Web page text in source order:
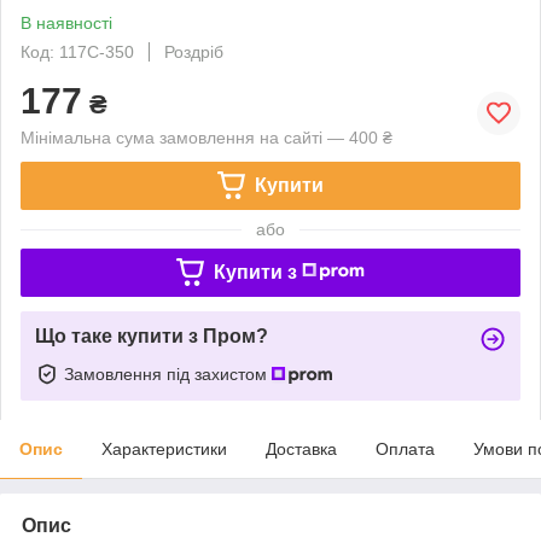
В наявності
Код: 117C-350
Роздріб
177 ₴
Мінімальна сума замовлення на сайті — 400 ₴
Купити
або
Купити з
Що таке купити з Пром?
Замовлення під захистом
Опис Характеристики Доставка Оплата Умови
Опис